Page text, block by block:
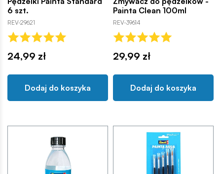
6 szt.
REV-29621
24,99 zł
Dodaj do koszyka
Painta Clean 100ml
REV-39614
29,99 zł
Dodaj do koszyka